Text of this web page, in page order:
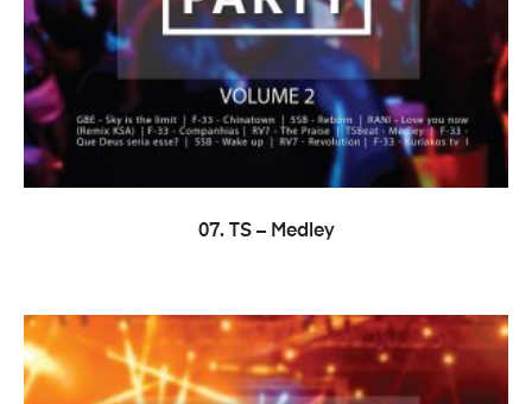
LEER MÁS
07. TS – Medley